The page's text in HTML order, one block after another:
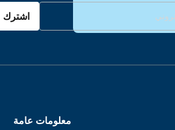
اشترك
معلومات عامة